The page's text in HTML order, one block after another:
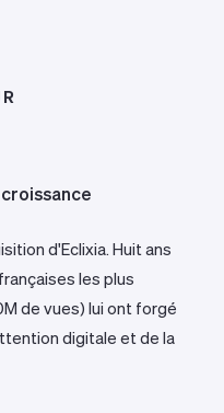
d'Eclixia. Huit ans
les plus
de vues) lui ont forgé
digitale et de la